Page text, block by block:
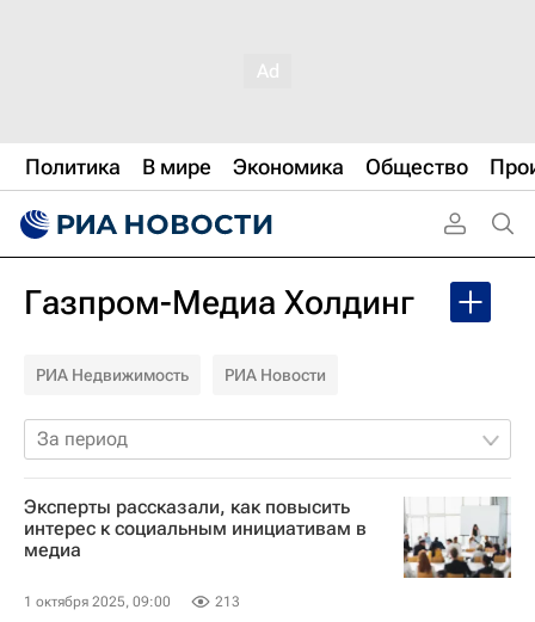
Политика В мире Экономика Общество
Газпром-Медиа Холдинг
РИА Недвижимость РИА Новости
За период
Эксперты рассказали, как повысить
интерес к социальным инициативам в
медиа
1 октября 2025, 09:00 213